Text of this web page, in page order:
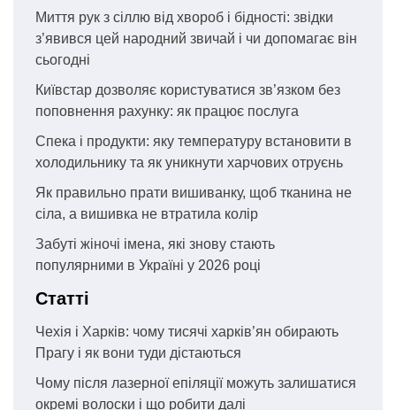
Миття рук з сіллю від хвороб і бідності: звідки
з’явився цей народний звичай і чи допомагає він
сьогодні
Київстар дозволяє користуватися зв’язком без
поповнення рахунку: як працює послуга
Спека і продукти: яку температуру встановити в
холодильнику та як уникнути харчових отруєнь
Як правильно прати вишиванку, щоб тканина не
сіла, а вишивка не втратила колір
Забуті жіночі імена, які знову стають
популярними в Україні у 2026 році
Статті
Чехія і Харків: чому тисячі харків’ян обирають
Прагу і як вони туди дістаються
Чому після лазерної епіляції можуть залишатися
окремі волоски і що робити далі